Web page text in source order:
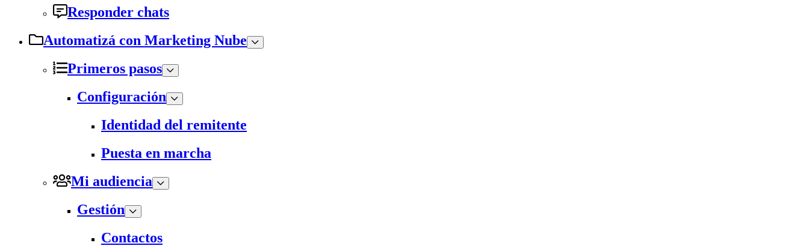
Responder chats
Automatizá con Marketing Nube
Primeros pasos
Configuración
Identidad del remitente
Puesta en marcha
Mi audiencia
Gestión
Contactos